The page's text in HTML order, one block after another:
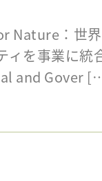
Nature：世
ィを事業に
and Gover